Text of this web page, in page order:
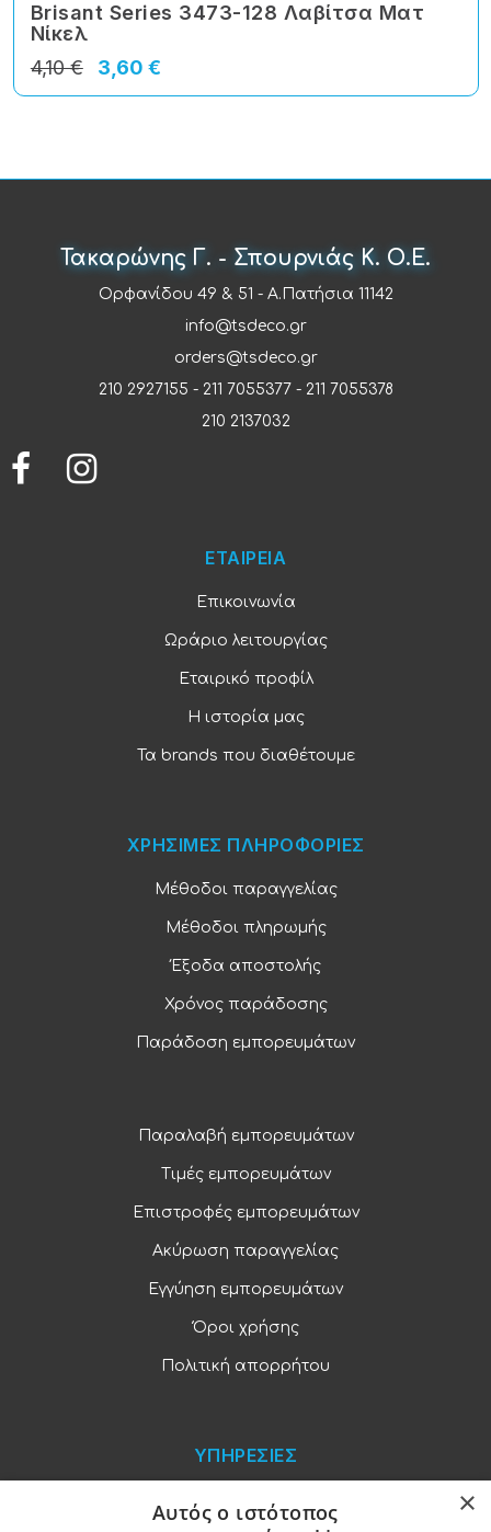
Brisant Series 3473-128 Λαβίτσα Ματ
Νίκελ
3,60 €
4,10 €
Τακαρώνης Γ. - Σπουρνιάς Κ. Ο.Ε.
Ορφανίδου 49 & 51 - Α.Πατήσια 11142
info@tsdeco.gr
orders@tsdeco.gr
210 2927155 - 211 7055377- 211 7055378
210 2137032
ΕΤΑΙΡΕΙΑ
Επικοινωνία
Ωράριο λειτουργίας
Εταιρικό προφίλ
Η ιστορία μας
Τα brands που διαθέτουμε
ΧΡΗΣΙΜΕΣ ΠΛΗΡΟΦΟΡΙΕΣ
Μέθοδοι παραγγελίας
Μέθοδοι πληρωμής
Έξοδα αποστολής
Χρόνος παράδοσης
Παράδοση εμπορευμάτων
Παραλαβή εμπορευμάτων
Τιμές εμπορευμάτων
Επιστροφές εμπορευμάτων
Ακύρωση παραγγελίας
Εγγύηση εμπορευμάτων
Όροι χρήσης
Πολιτική απορρήτου
ΥΠΗΡΕΣΙΕΣ
×
Αυτός ο ιστότοπος